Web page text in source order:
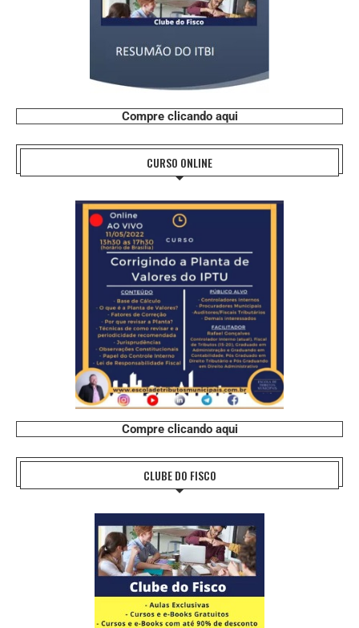
Compre clicando aqui
CURSO ONLINE
Compre clicando aqui
CLUBE DO FISCO